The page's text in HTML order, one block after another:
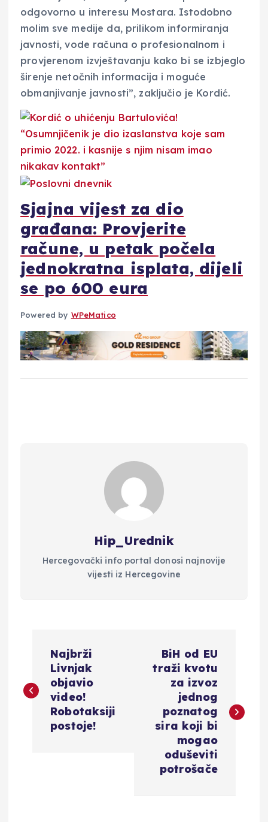
odgovorno u interesu Mostara. Istodobno
molim sve medije da, prilikom informiranja
javnosti, vode računa o profesionalnom i
provjerenom izvještavanju kako bi se izbjeglo
širenje netočnih informacija i moguće
obmanjivanje javnosti”, zaključio je Kordić.
Sjajna vijest za dio
građana: Provjerite
račune, u petak počela
jednokratna isplata, dijeli
se po 600 eura
Powered by WPeMatico
Hip_Urednik
Hercegovački info portal donosi najnovije
vijesti iz Hercegovine
v
Najbrži
Livnjak
objavio
video!
Robotaksiji
postoje!
BiH od EU
traži kvotu
za izvoz
jednog
poznatog
sira koji bi
mogao
oduševiti
potrošače